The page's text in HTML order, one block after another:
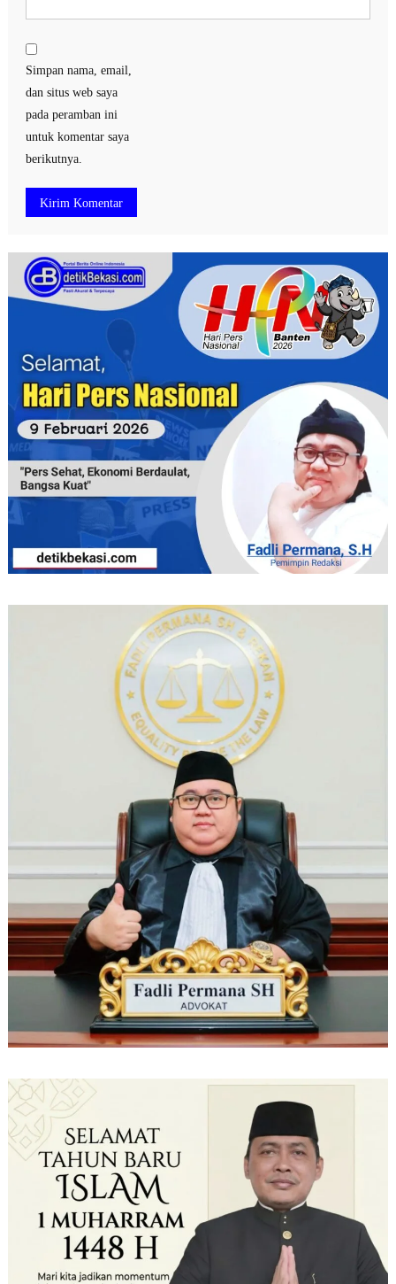
Simpan nama, email,
dan situs web saya
pada peramban ini
untuk komentar saya
berikutnya.